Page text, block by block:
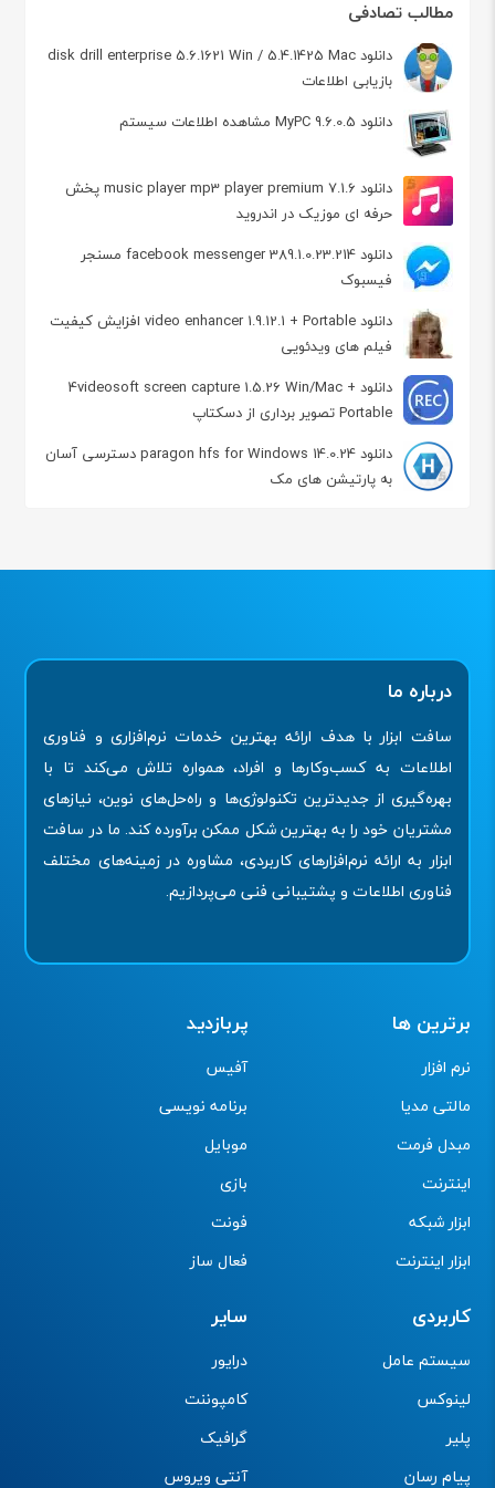
مطالب تصادفی
دانلود disk drill enterprise 5.6.1621 Win / 5.4.1425 Mac
بازیابی اطلاعات
دانلود MyPC 9.6.0.5 مشاهده اطلاعات سیستم
دانلود music player mp3 player premium 7.1.6 پخش
حرفه ای موزیک در اندروید
دانلود facebook messenger 389.1.0.23.214 مسنجر
فیسبوک
دانلود video enhancer 1.9.12.1 + Portable افزایش کیفیت
فیلم های ویدئویی
دانلود 4videosoft screen capture 1.5.26 Win/Mac +
Portable تصویر برداری از دسکتاپ
دانلود paragon hfs for Windows 14.0.24 دسترسی آسان
به پارتیشن های مک
درباره ما
سافت ابزار با هدف ارائه بهترین خدمات نرم‌افزاری و فناوری
اطلاعات به کسب‌وکارها و افراد، همواره تلاش می‌کند تا با
بهره‌گیری از جدیدترین تکنولوژی‌ها و راه‌حل‌های نوین، نیازهای
مشتریان خود را به بهترین شکل ممکن برآورده کند. ما در سافت
ابزار به ارائه نرم‌افزارهای کاربردی، مشاوره در زمینه‌های مختلف
فناوری اطلاعات و پشتیبانی فنی می‌پردازیم.
برترین ها
نرم افزار
مالتی مدیا
مبدل فرمت
اینترنت
ابزار شبکه
ابزار اینترنت
پربازدید
آفیس
برنامه نویسی
موبایل
بازی
فونت
فعال ساز
کاربردی
سیستم عامل
لینوکس
پلیر
پیام رسان
سایر
درایور
کامپوننت
گرافیک
آنتی ویروس